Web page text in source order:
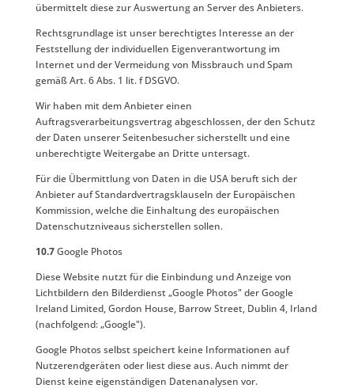
übermittelt diese zur Auswertung an Server des Anbieters.
Rechtsgrundlage ist unser berechtigtes Interesse an der
Feststellung der individuellen Eigenverantwortung im
Internet und der Vermeidung von Missbrauch und Spam
gemäß Art. 6 Abs. 1 lit. f DSGVO.
Wir haben mit dem Anbieter einen
Auftragsverarbeitungsvertrag abgeschlossen, der den Schutz
der Daten unserer Seitenbesucher sicherstellt und eine
unberechtigte Weitergabe an Dritte untersagt.
Für die Übermittlung von Daten in die USA beruft sich der
Anbieter auf Standardvertragsklauseln der Europäischen
Kommission, welche die Einhaltung des europäischen
Datenschutzniveaus sicherstellen sollen.
10.7Google Photos
Diese Website nutzt für die Einbindung und Anzeige von
Lichtbildern den Bilderdienst „Google Photos" der Google
Ireland Limited, Gordon House, Barrow Street, Dublin 4, Irland
(nachfolgend: „Google").
Google Photos selbst speichert keine Informationen auf
Nutzerendgeräten oder liest diese aus. Auch nimmt der
Dienst keine eigenständigen Datenanalysen vor.